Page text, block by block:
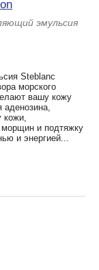
эмульсия
Steblanc
морского
вашу кожу
аденозина,
кожи,
морщин и подтяжку
и энергией...